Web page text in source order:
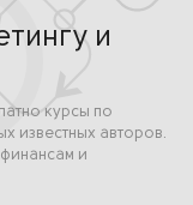
и
курсы по
известных авторов.
и